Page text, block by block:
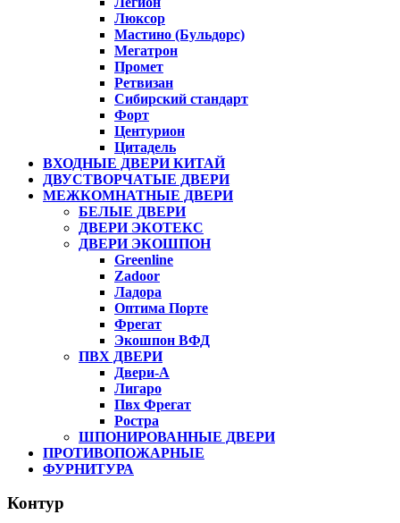
Люксор
Мастино (Бульдорс)
Мегатрон
Промет
Ретвизан
Сибирский стандарт
Форт
Центурион
Цитадель
ВХОДНЫЕ ДВЕРИ КИТАЙ
ДВУСТВОРЧАТЫЕ ДВЕРИ
МЕЖКОМНАТНЫЕ ДВЕРИ
БЕЛЫЕ ДВЕРИ
ДВЕРИ ЭКОТЕКС
ДВЕРИ ЭКОШПОН
Greenline
Zadoor
Ладора
Оптима Порте
Фрегат
Экошпон ВФД
ПВХ ДВЕРИ
Двери-А
Лигаро
Пвх Фрегат
Ростра
ШПОНИРОВАННЫЕ ДВЕРИ
ПРОТИВОПОЖАРНЫЕ
ФУРНИТУРА
Контур